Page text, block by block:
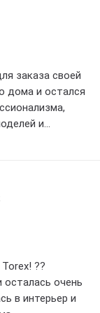
заказа своей
дома и остался
и
качественный
друзьям!!! ??
??
очень
в интерьер и